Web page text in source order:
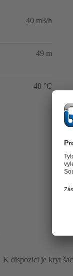
40 m3/h
49 m
40 °C
K dispozici je kryt